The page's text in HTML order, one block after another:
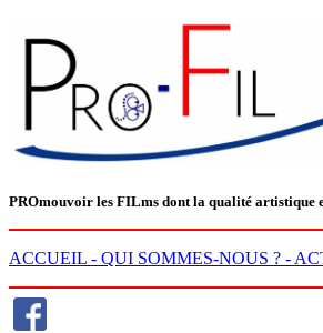
PROmouvoir les FILms dont la qualité artistique
ACCUEIL - QUI SOMMES-NOUS ? -